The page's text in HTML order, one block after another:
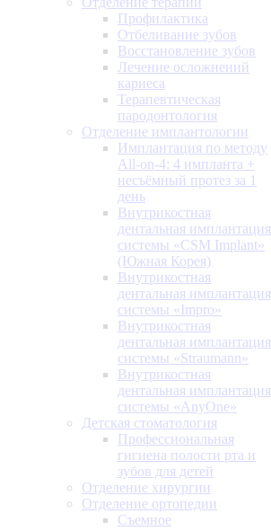
Профилактика
Отбеливание зубов
Восстановление зубов
Лечение осложнений
кариеса
Терапевтическая
пародонтология
Отделение имплантологии
Имплантация по методу
All-on-4: 4 импланта +
несъёмный протез за 1
день
Внутрикостная
дентальная имплантация
системы «CSM Implant»
(Южная Корея)
Внутрикостная
дентальная имплантация
системы «Impro»
Внутрикостная
дентальная имплантация
системы «Straumann»
Внутрикостная
дентальная имплантация
системы «AnyOne»
Детская стоматология
Профессиональная
гигиена полости рта и
зубов для детей
Отделение хирургии
Отделение ортопедии
Съемное